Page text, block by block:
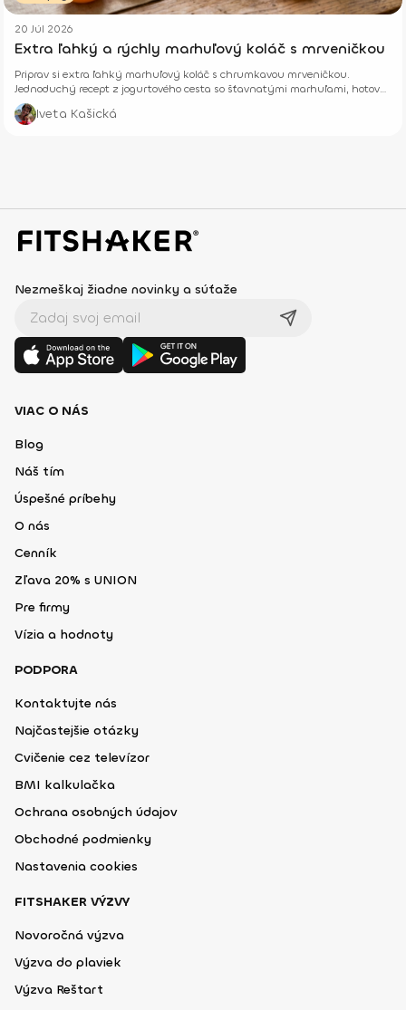
20 Júl 2026
Extra ľahký a rýchly marhuľový koláč s mrveničkou
Priprav si extra ľahký marhuľový koláč s chrumkavou mrveničkou.
Jednoduchý recept z jogurtového cesta so šťavnatými marhuľami, hotový
z pár surovín.
Iveta Kašická
Nezmeškaj žiadne novinky a súťaže
VIAC O NÁS
Blog
Náš tím
Úspešné príbehy
O nás
Cenník
Zľava 20% s UNION
Pre firmy
Vízia a hodnoty
PODPORA
Kontaktujte nás
Najčastejšie otázky
Cvičenie cez televízor
BMI kalkulačka
Ochrana osobných údajov
Obchodné podmienky
Nastavenia cookies
FITSHAKER VÝZVY
Novoročná výzva
Výzva do plaviek
Výzva Reštart